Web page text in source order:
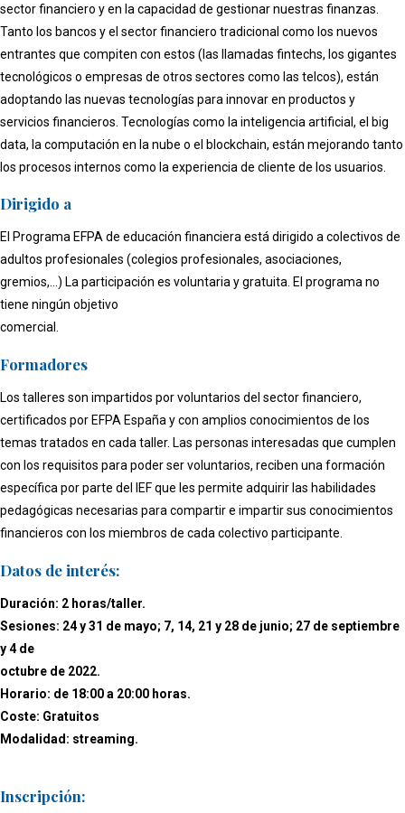
sector financiero y en la capacidad de gestionar nuestras finanzas.
Tanto los bancos y el sector financiero tradicional como los nuevos
entrantes que compiten con estos (las llamadas fintechs, los gigantes
tecnológicos o empresas de otros sectores como las telcos), están
adoptando las nuevas tecnologías para innovar en productos y
servicios financieros. Tecnologías como la inteligencia artificial, el big
data, la computación en la nube o el blockchain, están mejorando tanto
los procesos internos como la experiencia de cliente de los usuarios.
Dirigido a
El Programa EFPA de educación financiera está dirigido a colectivos de
adultos profesionales (colegios profesionales, asociaciones,
gremios,...) La participación es voluntaria y gratuita. El programa no
tiene ningún objetivo
comercial.
Formadores
Los talleres son impartidos por voluntarios del sector financiero,
certificados por EFPA España y con amplios conocimientos de los
temas tratados en cada taller. Las personas interesadas que cumplen
con los requisitos para poder ser voluntarios, reciben una formación
específica por parte del IEF que les permite adquirir las habilidades
pedagógicas necesarias para compartir e impartir sus conocimientos
financieros con los miembros de cada colectivo participante.
Datos de interés:
Duración: 2 horas/taller.
Sesiones: 24 y 31 de mayo; 7, 14, 21 y 28 de junio; 27 de septiembre
y 4 de
octubre de 2022.
Horario: de 18:00 a 20:00 horas.
Coste: Gratuitos
Modalidad: streaming.
Inscripción: